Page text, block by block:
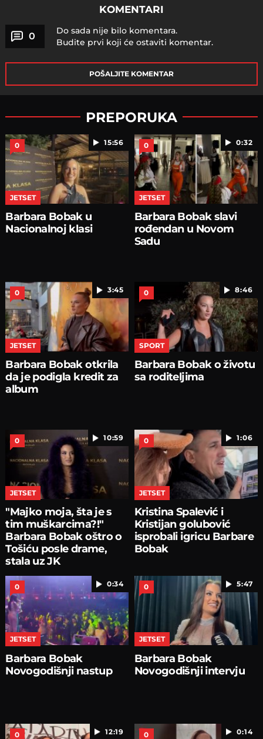
KOMENTARI
0
Do sada nije bilo komentara.
Budite prvi koji će ostaviti komentar.
POŠALJITE KOMENTAR
PREPORUKA
15:56
0
JETSET
Barbara Bobak u
Nacionalnoj klasi
0:32
0
JETSET
Barbara Bobak slavi
rođendan u Novom
Sadu
3:45
0
JETSET
Barbara Bobak otkrila
da je podigla kredit za
album
8:46
0
SPORT
Barbara Bobak o životu
sa roditeljima
10:59
0
JETSET
"Majko moja, šta je s
tim muškarcima?!"
Barbara Bobak oštro o
Tošiću posle drame,
stala uz JK
1:06
0
JETSET
Kristina Spalević i
Kristijan golubović
isprobali igricu Barbare
Bobak
0:34
0
JETSET
Barbara Bobak
Novogodišnji nastup
5:47
0
JETSET
Barbara Bobak
Novogodišnji intervju
12:19
0 0:14
0